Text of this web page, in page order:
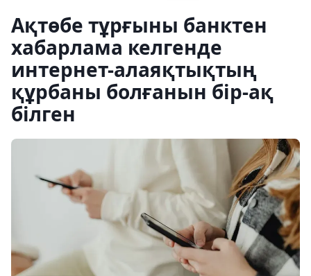
Ақтөбе тұрғыны банктен
хабарлама келгенде
интернет-алаяқтықтың
құрбаны болғанын бір-ақ
білген